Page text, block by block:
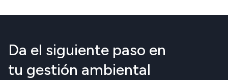
Da el siguiente paso en
tu gestión ambiental